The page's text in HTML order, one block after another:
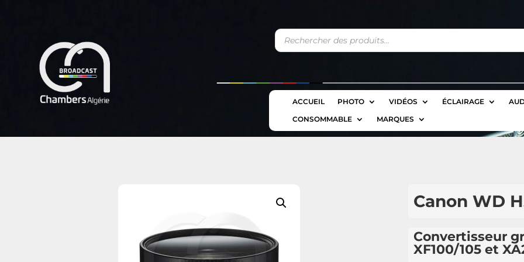
Recherche
de
produits
ACCUEIL PHOTO VIDÉOS ÉCLAIRAGE
CONSOMMABLE
MARQUES
Canon WD
Convertisseur
XF100/105 et